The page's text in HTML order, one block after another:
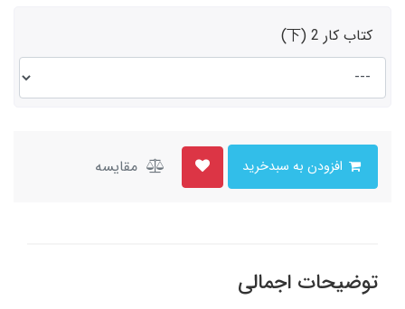
کتاب کار 2 (下)
مقایسه
توضیحات اجمالی